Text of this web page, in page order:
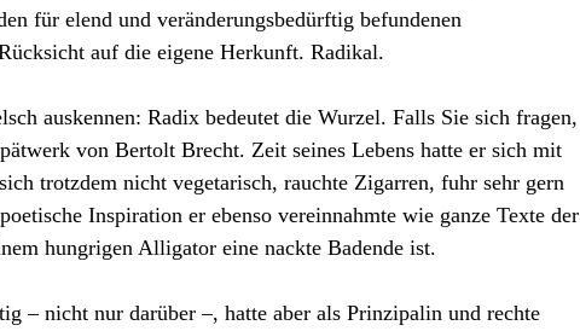
für elend und veränderungsbedürftig befundenen
auf die eigene Herkunft. Radikal.
auskennen: Radix bedeutet die Wurzel. Falls Sie sich fragen,
von Bertolt Brecht. Zeit seines Lebens hatte er sich mit
trotzdem nicht vegetarisch, rauchte Zigarren, fuhr sehr gern
Inspiration er ebenso vereinnahmte wie ganze Texte der
hungrigen Alligator eine nackte Badende ist.
– nicht nur darüber –, hatte aber als Prinzipalin und rechte